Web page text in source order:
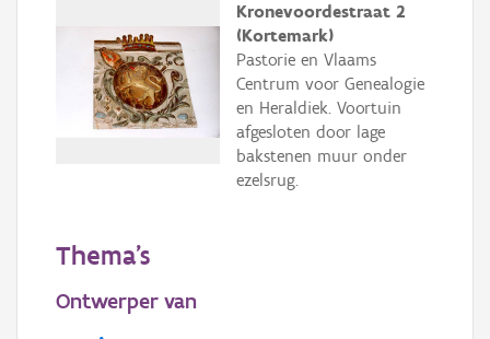
Kronevoordestraat 2
(Kortemark)
Pastorie en Vlaams
Centrum voor Genealogie
en Heraldiek. Voortuin
afgesloten door lage
bakstenen muur onder
ezelsrug.
Thema's
Ontwerper van